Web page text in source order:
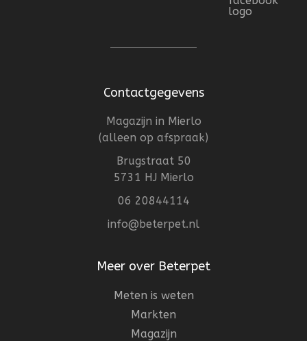
Contactgegevens
Magazijn in Mierlo
(alleen op afspraak)
Brugstraat 50
5731 HJ Mierlo
06 20844114
info@beterpet.nl
Meer over Beterpet
Meten is weten
Markten
Magazijn